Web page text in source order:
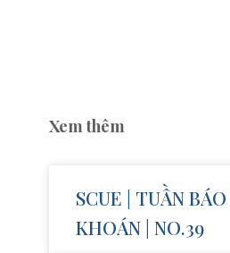
Xem thêm
SCUE | TUẦN
KHOÁN | NO.39